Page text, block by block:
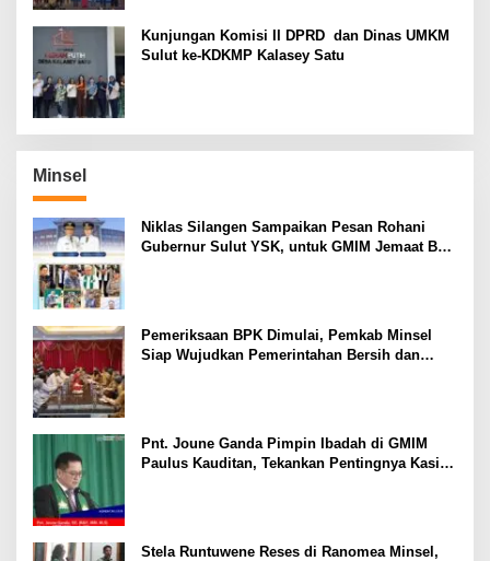
Kunjungan Komisi II DPRD dan Dinas UMKM
Sulut ke-KDKMP Kalasey Satu
Minsel
Niklas Silangen Sampaikan Pesan Rohani
Gubernur Sulut YSK, untuk GMIM Jemaat Bait
Pemeriksaan BPK Dimulai, Pemkab Minsel
Siap Wujudkan Pemerintahan Bersih dan
Pnt. Joune Ganda Pimpin Ibadah di GMIM
Paulus Kauditan, Tekankan Pentingnya Kasih
Stela Runtuwene Reses di Ranomea Minsel,